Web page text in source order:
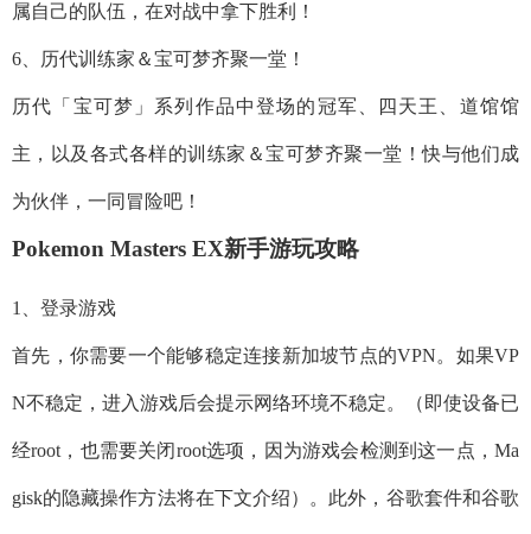
属自己的队伍，在对战中拿下胜利！
6、历代训练家＆宝可梦齐聚一堂！
历代「宝可梦」系列作品中登场的冠军、四天王、道馆馆
主，以及各式各样的训练家＆宝可梦齐聚一堂！快与他们成
为伙伴，一同冒险吧！
Pokemon Masters EX新手游玩攻略
1、登录游戏
首先，你需要一个能够稳定连接新加坡节点的VPN。如果VP
N不稳定，进入游戏后会提示网络环境不稳定。（即使设备已
经root，也需要关闭root选项，因为游戏会检测到这一点，Ma
gisk的隐藏操作方法将在下文介绍）。此外，谷歌套件和谷歌